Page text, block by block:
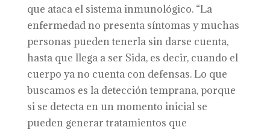
que ataca el sistema inmunológico. “La
enfermedad no presenta síntomas y muchas
personas pueden tenerla sin darse cuenta,
hasta que llega a ser Sida, es decir, cuando el
cuerpo ya no cuenta con defensas. Lo que
buscamos es la detección temprana, porque
si se detecta en un momento inicial se
pueden generar tratamientos que